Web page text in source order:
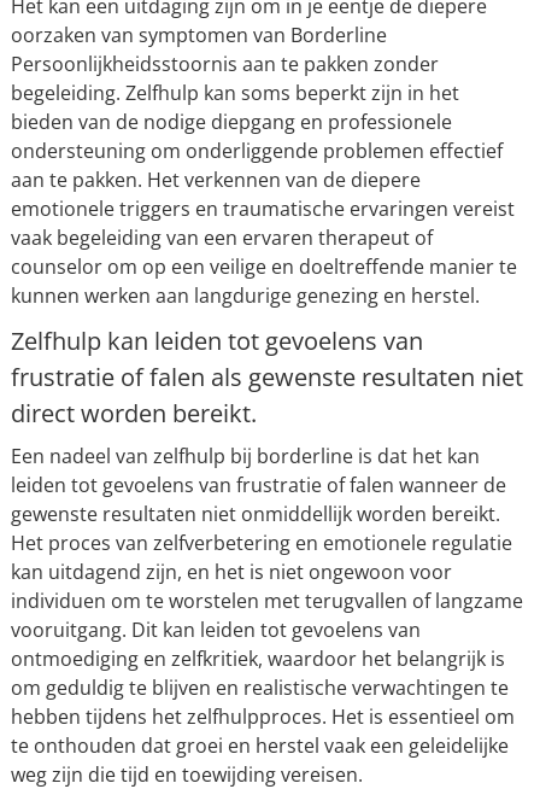
Het kan een uitdaging zijn om in je eentje de diepere
oorzaken van symptomen van Borderline
Persoonlijkheidsstoornis aan te pakken zonder
begeleiding. Zelfhulp kan soms beperkt zijn in het
bieden van de nodige diepgang en professionele
ondersteuning om onderliggende problemen effectief
aan te pakken. Het verkennen van de diepere
emotionele triggers en traumatische ervaringen vereist
vaak begeleiding van een ervaren therapeut of
counselor om op een veilige en doeltreffende manier te
kunnen werken aan langdurige genezing en herstel.
Zelfhulp kan leiden tot gevoelens van
frustratie of falen als gewenste resultaten niet
direct worden bereikt.
Een nadeel van zelfhulp bij borderline is dat het kan
leiden tot gevoelens van frustratie of falen wanneer de
gewenste resultaten niet onmiddellijk worden bereikt.
Het proces van zelfverbetering en emotionele regulatie
kan uitdagend zijn, en het is niet ongewoon voor
individuen om te worstelen met terugvallen of langzame
vooruitgang. Dit kan leiden tot gevoelens van
ontmoediging en zelfkritiek, waardoor het belangrijk is
om geduldig te blijven en realistische verwachtingen te
hebben tijdens het zelfhulpproces. Het is essentieel om
te onthouden dat groei en herstel vaak een geleidelijke
weg zijn die tijd en toewijding vereisen.